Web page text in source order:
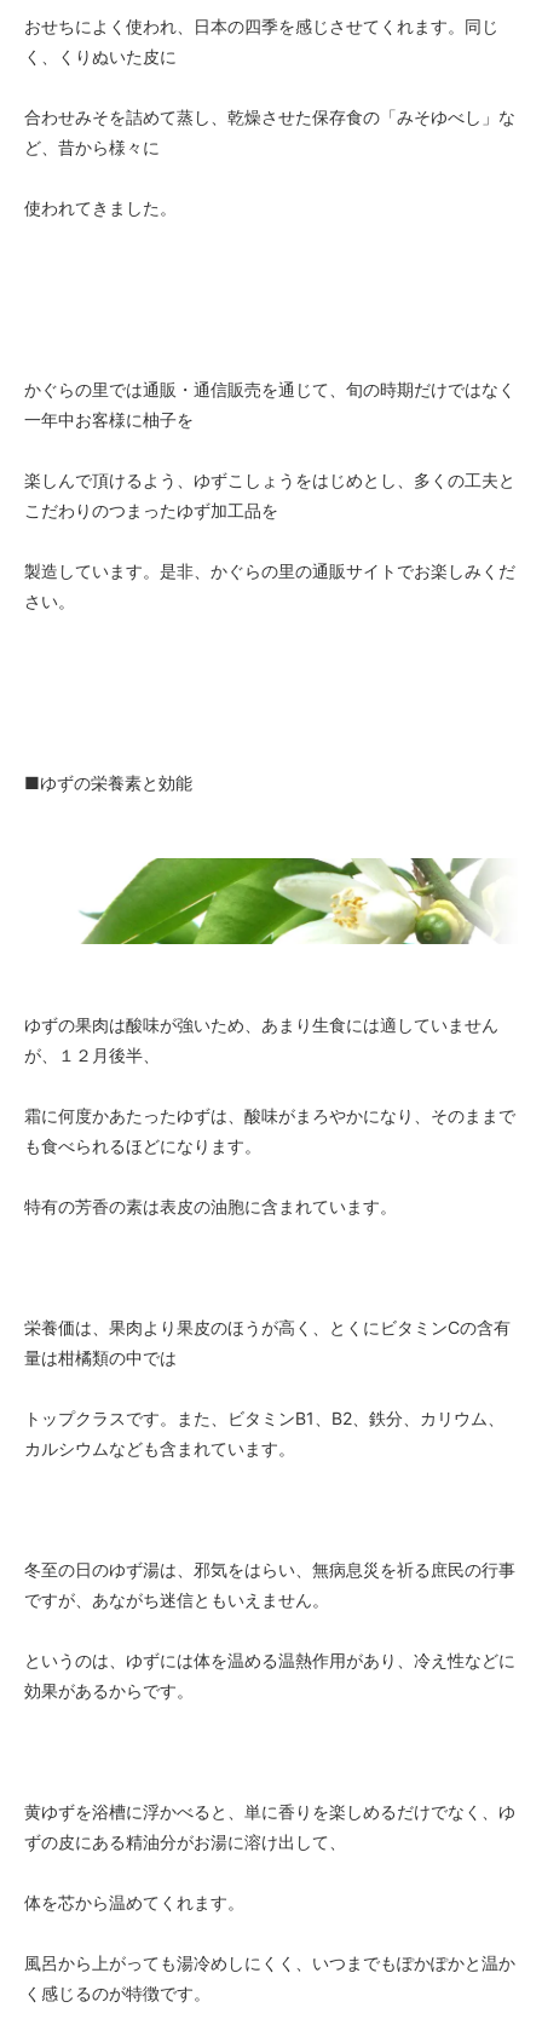
おせちによく使われ、日本の四季を感じさせてくれます。同じ
く、くりぬいた皮に
合わせみそを詰めて蒸し、乾燥させた保存食の「みそゆべし」な
ど、昔から様々に
使われてきました。
かぐらの里では通販・通信販売を通じて、旬の時期だけではなく
一年中お客様に柚子を
楽しんで頂けるよう、ゆずこしょうをはじめとし、多くの工夫と
こだわりのつまったゆず加工品を
製造しています。是非、かぐらの里の通販サイトでお楽しみくだ
さい。
■ゆずの栄養素と効能
ゆずの果肉は酸味が強いため、あまり生食には適していません
が、１２月後半、
霜に何度かあたったゆずは、酸味がまろやかになり、そのままで
も食べられるほどになります。
特有の芳香の素は表皮の油胞に含まれています。
栄養価は、果肉より果皮のほうが高く、とくにビタミンCの含有
量は柑橘類の中では
トップクラスです。また、ビタミンB1、B2、鉄分、カリウム、
カルシウムなども含まれています。
冬至の日のゆず湯は、邪気をはらい、無病息災を祈る庶民の行事
ですが、あながち迷信ともいえません。
というのは、ゆずには体を温める温熱作用があり、冷え性などに
効果があるからです。
黄ゆずを浴槽に浮かべると、単に香りを楽しめるだけでなく、ゆ
ずの皮にある精油分がお湯に溶け出して、
体を芯から温めてくれます。
風呂から上がっても湯冷めしにくく、いつまでもぽかぽかと温か
く感じるのが特徴です。